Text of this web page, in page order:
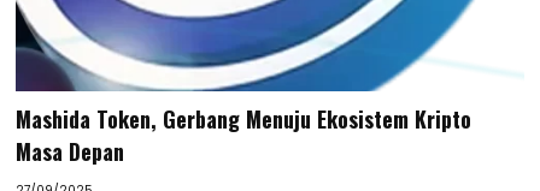
Mashida Token, Gerbang Menuju Ekosistem Kripto
Masa Depan